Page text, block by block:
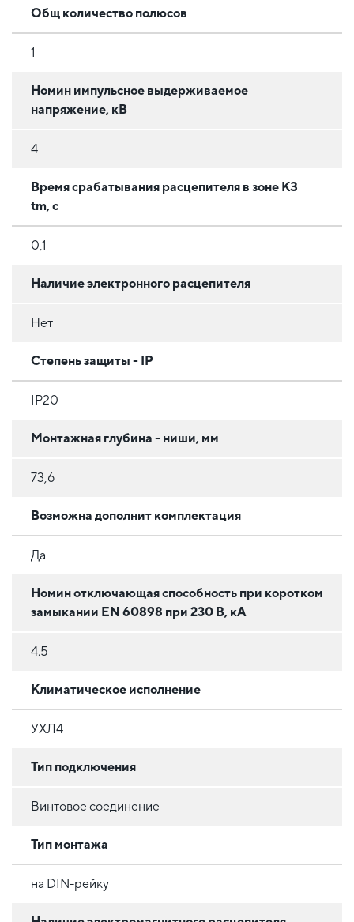
Общ количество полюсов
1
Номин импульсное выдерживаемое
напряжение, кВ
4
Время срабатывания расцепителя в зоне КЗ
tm, с
0,1
Наличие электронного расцепителя
Нет
Степень защиты - IP
IP20
Монтажная глубина - ниши, мм
73,6
Возможна дополнит комплектация
Да
Номин отключающая способность при коротком
замыкании EN 60898 при 230 В, кА
4.5
Климатическое исполнение
УХЛ4
Тип подключения
Винтовое соединение
Тип монтажа
на DIN-рейку